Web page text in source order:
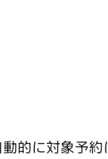
的に対象予約